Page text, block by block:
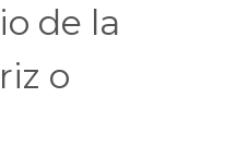
de la
o